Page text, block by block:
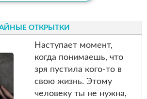
ОТКРЫТКИ
Наступает момент,
когда понимаешь, что
зря пустила кого-то в
свою жизнь. Этому
человеку ты не нужна,